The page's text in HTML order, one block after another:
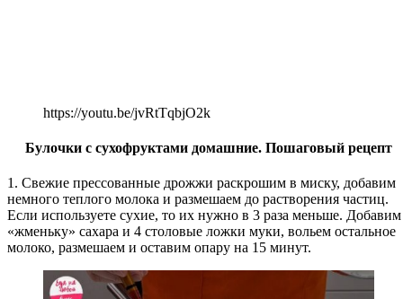
https://youtu.be/jvRtTqbjO2k
Булочки с сухофруктами домашние. Пошаговый рецепт
1. Свежие прессованные дрожжи раскрошим в миску, добавим
немного теплого молока и размешаем до растворения частиц.
Если используете сухие, то их нужно в 3 раза меньше. Добавим
«жменьку» сахара и 4 столовые ложки муки, вольем остальное
молоко, размешаем и оставим опару на 15 минут.